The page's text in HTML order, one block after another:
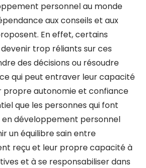
personnel au monde
aux conseils et aux
En effet, certains
trop réliants sur ces
des décisions ou résoudre
qui peut entraver leur capacité
propre autonomie et confiance
que les personnes qui font
développement personnel
un équilibre sain entre
reçu et leur propre capacité à
et à se responsabiliser dans